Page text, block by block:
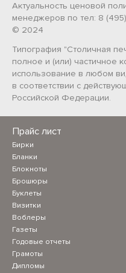
Прайс лист
Бирки
Бланки
Блокноты
Брошюры
Буклеты
Визитки
Воблеры
Газеты
Годовые отчеты
Грамоты
Дипломы
Актуальность ценовой
менеджеров по тел: 8
© 2024
Типография "Столичная
полное и (или) частичное
использование в любом
в соответствии с
Российской Федерации.